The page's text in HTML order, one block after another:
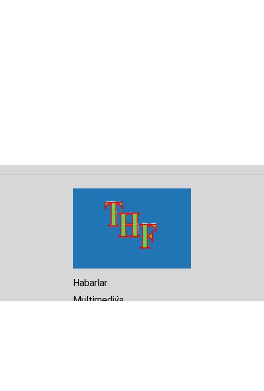
Habarlar
Multimediýa